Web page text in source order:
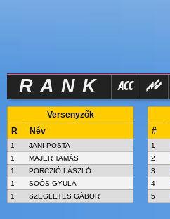
RANK
Versenyzők
R
Név
1
JANI POSTA
1
MAJER TAMÁS
1
PORCZIÓ LÁSZLÓ
1
SOÓS GYULA
1
SZEGLETES GÁBOR
#
1
2
3
4
5